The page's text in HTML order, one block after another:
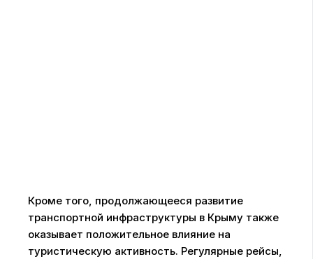
Кроме того, продолжающееся развитие
транспортной инфраструктуры в Крыму также
оказывает положительное влияние на
туристическую активность. Регулярные рейсы,